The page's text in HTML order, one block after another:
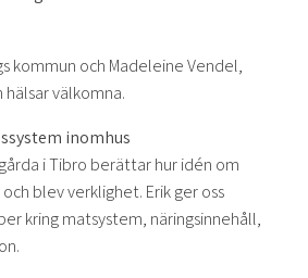
kommun och Madeleine Vendel,
välkomna.
inomhus
i Tibro berättar hur idén om
blev verklighet. Erik ger oss
kring matsystem, näringsinnehåll,